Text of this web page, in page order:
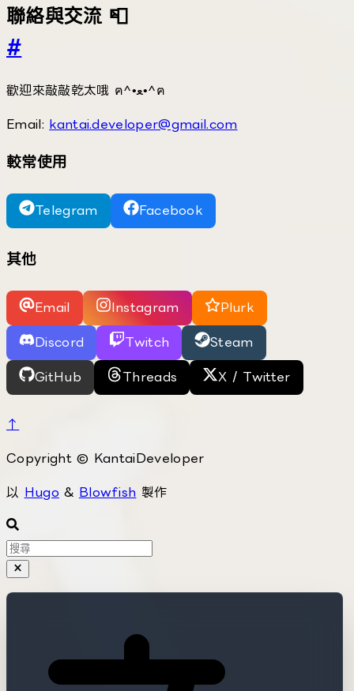
聯絡與交流 📮
#
歡迎來敲敲乾太哦 ฅ^•ﻌ•^ฅ
Email: kantai.developer@gmail.com
較常使用
Telegram Facebook
其他
Email Instagram
Plurk
Discord
Twitch
Steam
GitHub
Threads X / Twitter
↑
Copyright © KantaiDeveloper
以 Hugo & Blowfish 製作